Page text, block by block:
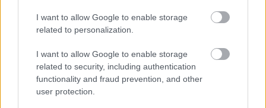
I want to allow Google to enable storage
related to personalization.
I want to allow Google to enable storage
related to security, including authentication
functionality and fraud prevention, and other
user protection.